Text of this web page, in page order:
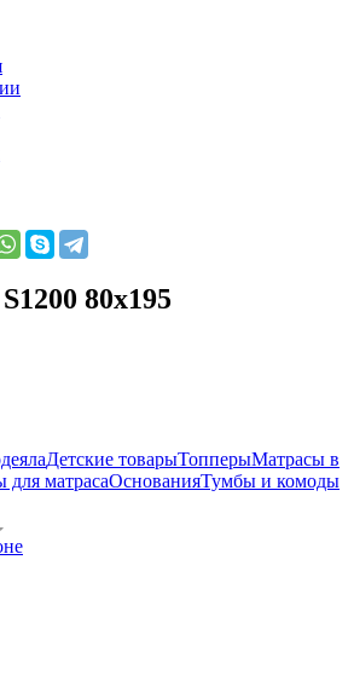
80x195
Детские товарыТопперыМатрасы в
для матрасаОснованияТумбы и комоды